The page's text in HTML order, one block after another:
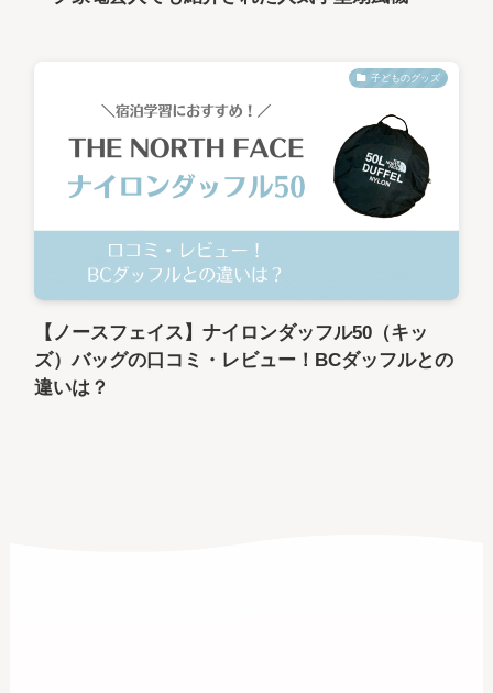
子どものグッズ
【ノースフェイス】ナイロンダッフル50（キッ
ズ）バッグの口コミ・レビュー！BCダッフルとの
違いは？